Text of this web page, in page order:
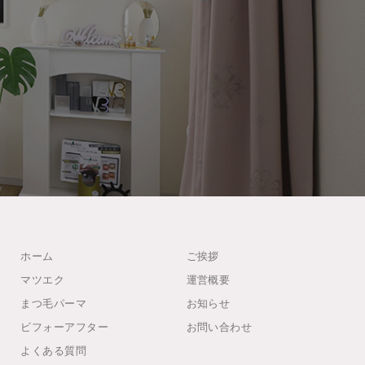
ホーム
マツエク
まつ毛パーマ
ビフォーアフター
よくある質問
ご挨拶
運営概要
お知らせ
お問い合わせ